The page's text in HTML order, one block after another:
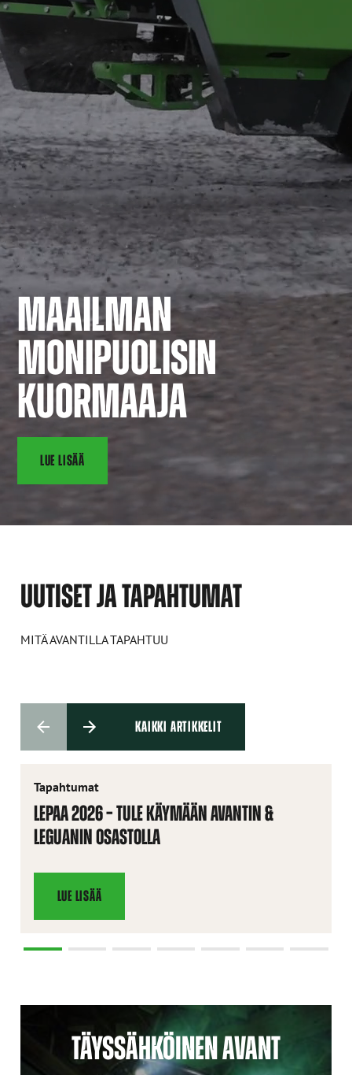
MAAILMAN
MONIPUOLISIN
KUORMAAJA
LUE LISÄÄ
UUTISET JA TAPAHTUMAT
MITÄ AVANTILLA TAPAHTUU
KAIKKI ARTIKKELIT
Tapahtumat
LEPAA 2026 – TULE KÄYMÄÄN AVANTIN &
LEGUANIN OSASTOLLA
LUE LISÄÄ
TÄYSSÄHKÖINEN AVANT